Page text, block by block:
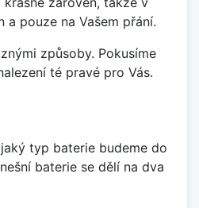
a pouze na Vašem přání.
způsoby. Pokusíme
té pravé pro Vás.
typ baterie budeme do
baterie se dělí na dva